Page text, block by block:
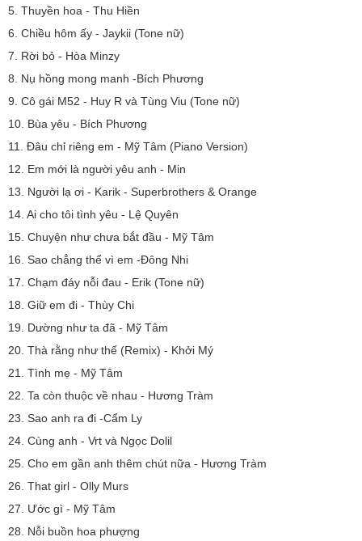
5. Thuyền hoa - Thu Hiền
6. Chiều hôm ấy - Jaykii (Tone nữ)
7. Rời bỏ - Hòa Minzy
8. Nụ hồng mong manh -Bích Phương
9. Cô gái M52 - Huy R và Tùng Viu (Tone nữ)
10. Bùa yêu - Bích Phương
11. Đâu chỉ riêng em - Mỹ Tâm (Piano Version)
12. Em mới là người yêu anh - Min
13. Người lạ ơi - Karik - Superbrothers & Orange
14. Ai cho tôi tình yêu - Lệ Quyên
15. Chuyện như chưa bắt đầu - Mỹ Tâm
16. Sao chẳng thể vì em -Đông Nhi
17. Chạm đáy nỗi đau - Erik (Tone nữ)
18. Giữ em đi - Thùy Chi
19. Dường như ta đã - Mỹ Tâm
20. Thà rằng như thế (Remix) - Khởi Mý
21. Tình mẹ - Mỹ Tâm
22. Ta còn thuộc về nhau - Hương Tràm
23. Sao anh ra đi -Cẩm Ly
24. Cùng anh - Vrt và Ngọc Dolil
25. Cho em gần anh thêm chút nữa - Hương Tràm
26. That girl - Olly Murs
27. Ước gì - Mỹ Tâm
28. Nỗi buồn hoa phượng